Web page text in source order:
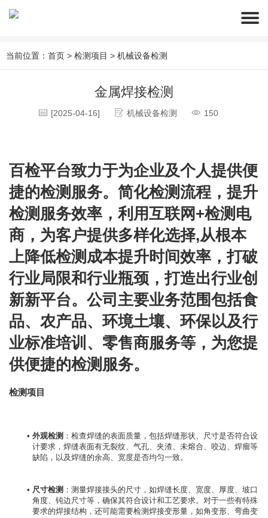
当前位置： 首页 > 检测项目 > 机械设备检测
金属焊接检测
[2025-04-16] 机械设备检测 150
百检平台致力于为企业及个人提供便
捷的检测服务。简化检测流程，提升
检测服务效率，利用互联网+检测电
商，为客户提供多样化选择,从根本
上降低检测成本提升时间效率，打破
行业局限和行业瓶颈，打造出行业创
新新平台。公司主要业务范围包括食
品、农产品、环境土壤、环保以及行
业标准培训、零售商服务等，为您提
供便捷的检测服务。
检测项目
外观检测 ：检查焊缝的表面质量，包括焊缝形状、尺寸是否符合设
计要求，焊缝表面有无裂纹、气孔、夹渣、未熔合、咬边、焊瘤等
缺陷，以及焊缝的余高、宽度是否均匀一致。
尺寸检测 ：测量焊接接头的尺寸，如焊缝长度、宽度、厚度、坡口
角度、钝边尺寸等，确保其符合设计和工艺要求。对于一些有特殊
要求的焊接结构，还可能需要检测焊接变形量，如角变形、弯曲变